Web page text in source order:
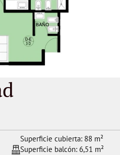
Superficie cubierta: 88 m²
Superficie balcón: 6,51 m²